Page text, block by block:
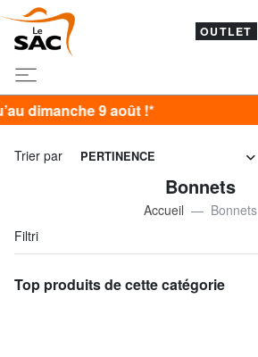
OUTLET
Trier par PERTINENCE
Bonnets
Accueil
Bonnets
Filtri
Top produits de cette catégorie